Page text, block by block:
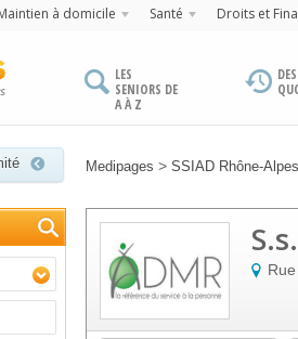
à domicile Santé Droits et
LES
SENIORS DE
A À Z
Medipages > SSIAD Rhône-Alpes